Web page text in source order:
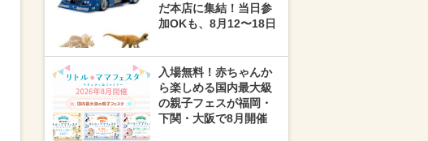
だ本店に集結！当日参
加OKも、8月12〜18日
入場無料！赤ちゃんか
ら楽しめる国内最大級
の親子フェスが福岡・
下関・大阪で8月開催